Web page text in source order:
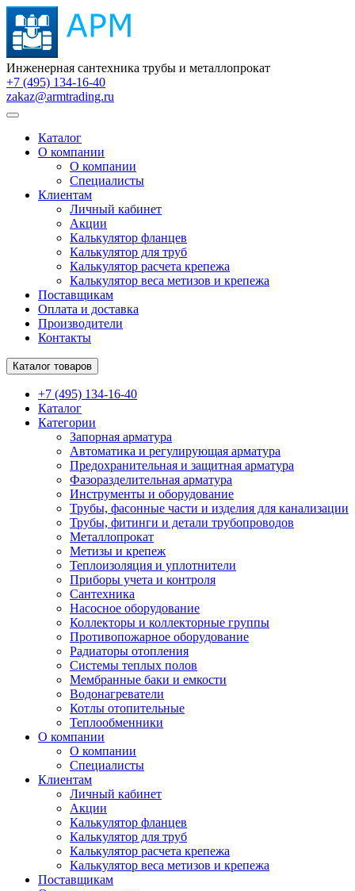
Инженерная сантехника трубы и металлопрокат
+7 (495) 134-16-40
zakaz@armtrading.ru
Каталог
О компании
О компании
Специалисты
Клиентам
Личный кабинет
Акции
Калькулятор фланцев
Калькулятор для труб
Калькулятор расчета крепежа
Калькулятор веса метизов и крепежа
Поставщикам
Оплата и доставка
Производители
Контакты
Каталог товаров
+7 (495) 134-16-40
Каталог
Категории
Запорная арматура
Автоматика и регулирующая арматура
Предохранительная и защитная арматура
Фазоразделительная арматура
Инструменты и оборудование
Трубы, фасонные части и изделия для канализации
Трубы, фитинги и детали трубопроводов
Металлопрокат
Метизы и крепеж
Теплоизоляция и уплотнители
Приборы учета и контроля
Сантехника
Насосное оборудование
Коллекторы и коллекторные группы
Противопожарное оборудование
Радиаторы отопления
Системы теплых полов
Мембранные баки и емкости
Водонагреватели
Котлы отопительные
Теплообменники
О компании
О компании
Специалисты
Клиентам
Личный кабинет
Акции
Калькулятор фланцев
Калькулятор для труб
Калькулятор расчета крепежа
Калькулятор веса метизов и крепежа
Поставщикам